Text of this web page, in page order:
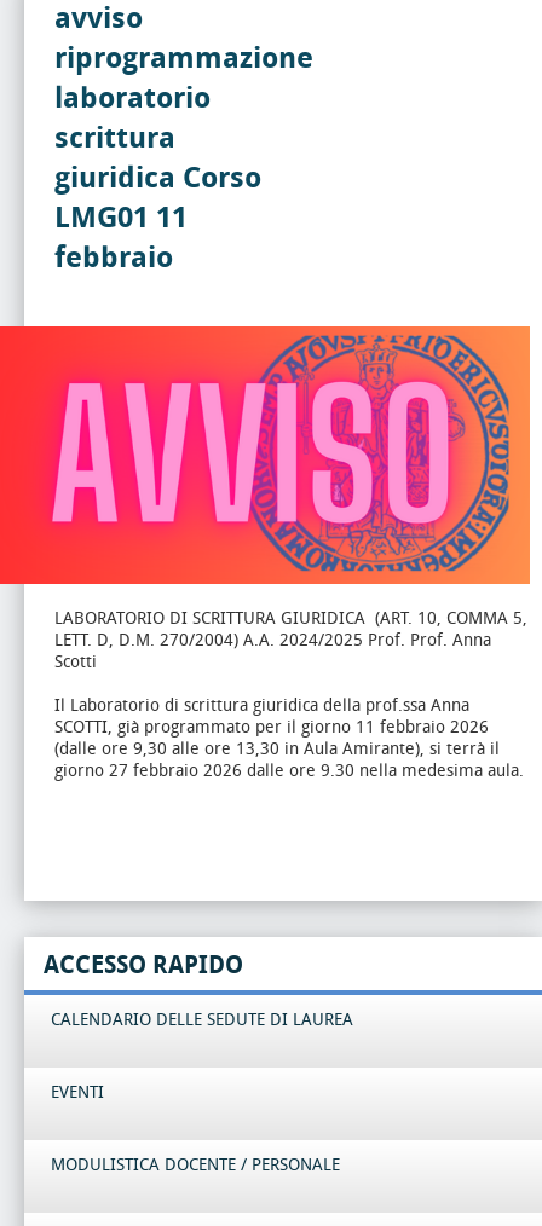
avviso
riprogrammazione
laboratorio
scrittura
giuridica Corso
LMG01 11
febbraio
LABORATORIO DI SCRITTURA GIURIDICA (ART. 10, COMMA 5,
LETT. D, D.M. 270/2004) A.A. 2024/2025 Prof. Prof. Anna
Scotti
Il Laboratorio di scrittura giuridica della prof.ssa Anna
SCOTTI, già programmato per il giorno 11 febbraio 2026
(dalle ore 9,30 alle ore 13,30 in Aula Amirante), si terrà il
giorno 27 febbraio 2026 dalle ore 9.30 nella medesima aula.
ACCESSO RAPIDO
CALENDARIO DELLE SEDUTE DI LAUREA
EVENTI
MODULISTICA DOCENTE / PERSONALE